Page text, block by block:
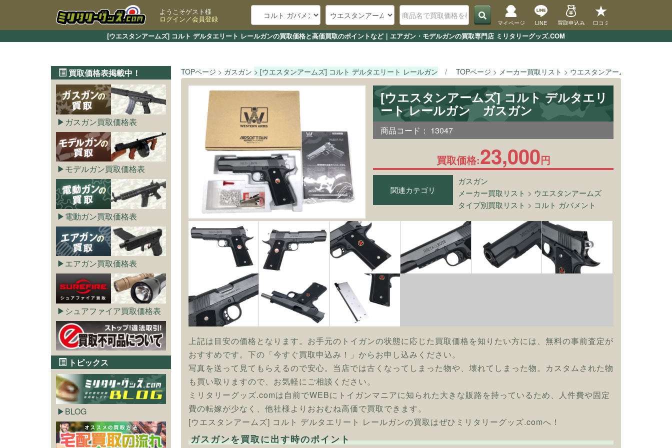
[ウエスタンアームズ] コルト デルタエリート レールガンの買取価格と高価買取のポイントなど｜エアガン・モデルガンの買取専門店 ミリタリーグッズ.COM
ようこそゲスト様
ログイン／会員登録 マイページ LINE 買取申込み 口コミ
TOPページ ガスガン [ウエスタンアームズ] コルト デルタエリート レールガン TOPページ メーカー買取リスト ウエスタンアームズ
[ウエスタンアームズ] コルト デルタエリ
ート レールガン ガスガン
商品コード： 13047
買取価格:23,000円
関連カテゴリ
ガスガン
メーカー買取リスト > ウエスタンアームズ
タイプ別買取リスト > コルト ガバメント
上記は目安の価格となります。お手元のトイガンの状態に応じた買取価格を知りたい方には、無料の事前査定が
おすすめです。下の「今すぐ買取申込み！」からお申し込みください。
写真を送って見てもらえるので安心。当店では古くなってしまった物や、壊れてしまった物。カスタムされた物
も買い取りますので、お気軽にご相談ください。
ミリタリーグッズ.comは自前でWEBにトイガンマニアに知られた大きな販路を持っているため、人件費や固定
費の転嫁が少なく、他社様よりおおむね高価で買取できます。
[ウエスタンアームズ] コルト デルタエリート レールガンの買取はぜひミリタリーグッズ.comへ！
ガスガンを買取に出す時のポイント
買取価格表掲載中！
ガスガン買取価格表
モデルガン買取価格表
電動ガン買取価格表
エアガン買取価格表
シュアファイア買取価格表
トピックス
BLOG